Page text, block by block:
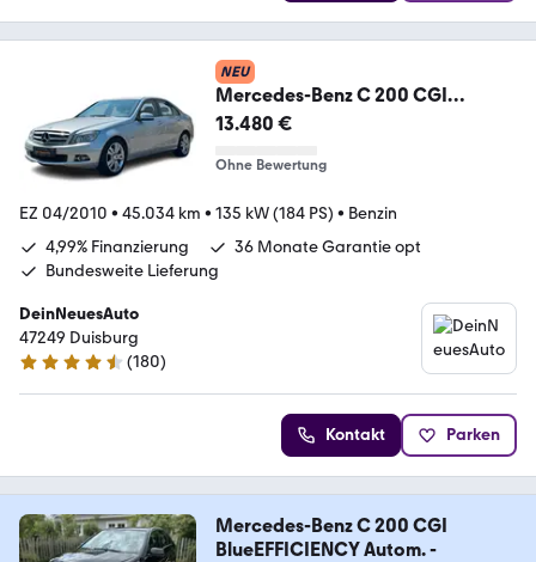
NEU
Mercedes-Benz C 200 CGI
Avantgarde
13.480 €
Ohne Bewertung
EZ 04/2010 • 45.034 km • 135 kW (184 PS) • Benzin
4,99% Finanzierung
36 Monate Garantie opt
Bundesweite Lieferung
DeinNeuesAuto
47249 Duisburg
4.7 Sterne
(180)
Kontakt Parken
Mercedes-Benz C 200 CGI
BlueEFFICIENCY Autom. -